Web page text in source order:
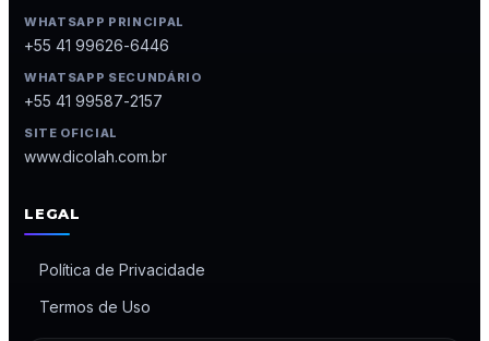
WHATSAPP PRINCIPAL
+55 41 99626-6446
WHATSAPP SECUNDÁRIO
+55 41 99587-2157
SITE OFICIAL
www.dicolah.com.br
LEGAL
Política de Privacidade
Termos de Uso